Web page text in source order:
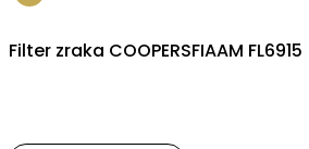
Filter zraka COOPERSFIAAM FL6915